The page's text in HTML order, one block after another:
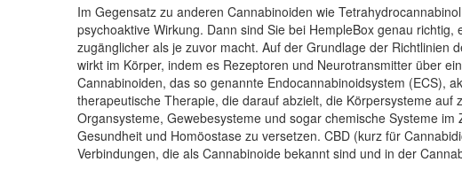
Im Gegensatz zu anderen Cannabinoiden wie
psychoaktive Wirkung. Dann sind Sie bei HempleBox genau
zugänglicher als je zuvor macht. Auf der Grundlage der Richtlinien
wirkt im Körper, indem es Rezeptoren und Neurotransmitter über
Cannabinoiden, das so genannte Endocannabinoidsystem (ECS),
therapeutische Therapie, die darauf abzielt, die Körpersysteme
Organsysteme, Gewebesysteme und sogar chemische Systeme
Gesundheit und Homöostase zu versetzen. CBD (kurz für
Verbindungen, die als Cannabinoide bekannt sind und in der